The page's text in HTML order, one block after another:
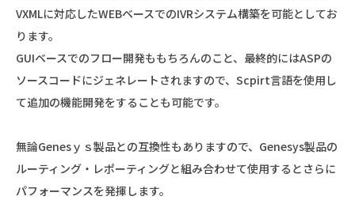
VXMLに対応したWEBベースでのIVRシステム構築を可能としてお
ります。
GUIベースでのフロー開発ももちろんのこと、最終的にはASPの
ソースコードにジェネレートされますので、Scpirt言語を使用し
て追加の機能開発をすることも可能です。
無論Genesｙｓ製品との互換性もありますので、Genesys製品の
ルーティング・レポーティングと組み合わせて使用するとさらに
パフォーマンスを発揮します。